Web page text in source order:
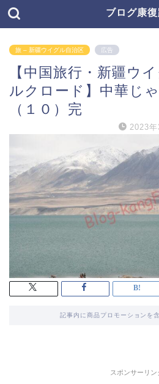
ブログ康
旅 – 新疆ウイグル自治区 広告
【中国旅行・新疆ウ
ルクロード】中華じ
（１０）完
2023年
記事内に商品プロモーションを
スポンサーリン